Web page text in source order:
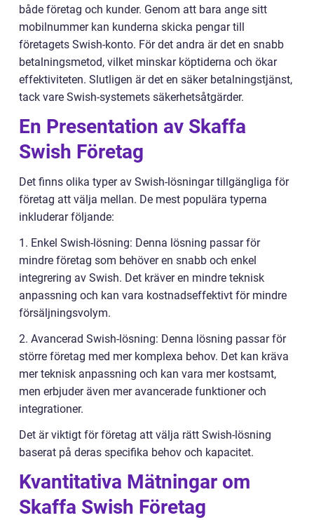
både företag och kunder. Genom att bara ange sitt
mobilnummer kan kunderna skicka pengar till
företagets Swish-konto. För det andra är det en snabb
betalningsmetod, vilket minskar köptiderna och ökar
effektiviteten. Slutligen är det en säker betalningstjänst,
tack vare Swish-systemets säkerhetsåtgärder.
En Presentation av Skaffa
Swish Företag
Det finns olika typer av Swish-lösningar tillgängliga för
företag att välja mellan. De mest populära typerna
inkluderar följande:
1. Enkel Swish-lösning: Denna lösning passar för
mindre företag som behöver en snabb och enkel
integrering av Swish. Det kräver en mindre teknisk
anpassning och kan vara kostnadseffektivt för mindre
försäljningsvolym.
2. Avancerad Swish-lösning: Denna lösning passar för
större företag med mer komplexa behov. Det kan kräva
mer teknisk anpassning och kan vara mer kostsamt,
men erbjuder även mer avancerade funktioner och
integrationer.
Det är viktigt för företag att välja rätt Swish-lösning
baserat på deras specifika behov och kapacitet.
Kvantitativa Mätningar om
Skaffa Swish Företag